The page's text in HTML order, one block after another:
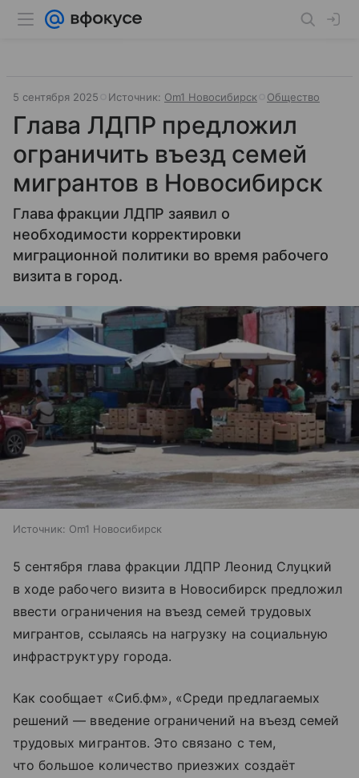
5 сентября 2025 Источник: Om1 Новосибирск Общество
Глава ЛДПР предложил
ограничить въезд семей
мигрантов в Новосибирск
Глава фракции ЛДПР заявил о
необходимости корректировки
миграционной политики во время рабочего
визита в город.
Источник: Om1 Новосибирск
5 сентября глава фракции ЛДПР Леонид Слуцкий
в ходе рабочего визита в Новосибирск предложил
ввести ограничения на въезд семей трудовых
мигрантов, ссылаясь на нагрузку на социальную
инфраструктуру города.
Как сообщает «Сиб.фм», «Среди предлагаемых
решений — введение ограничений на въезд семей
трудовых мигрантов. Это связано с тем,
что большое количество приезжих создаёт